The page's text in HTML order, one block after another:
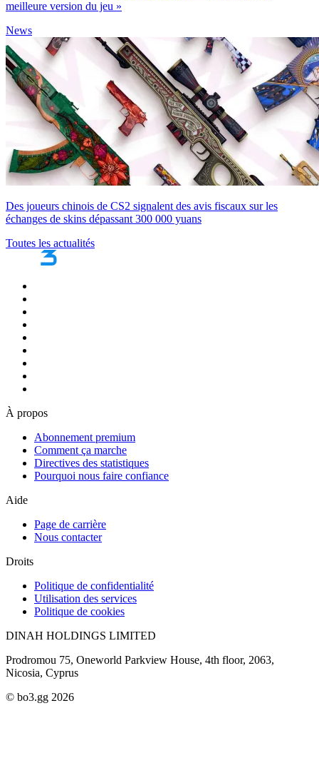
meilleure version du jeu »
News
Des joueurs chinois de CS2 signalent des avis fiscaux sur les
échanges de skins dépassant 300 000 yuans
Toutes les actualités
À propos
Abonnement premium
Comment ça marche
Directives des statistiques
Pourquoi nous faire confiance
Aide
Page de carrière
Nous contacter
Droits
Politique de confidentialité
Utilisation des services
Politique de cookies
DINAH HOLDINGS LIMITED
Prodromou 75, Oneworld Parkview House, 4th floor, 2063,
Nicosia, Cyprus
© bo3.gg 2026